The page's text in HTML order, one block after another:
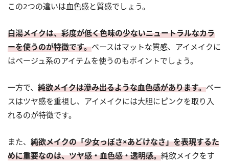
この2つの違いは血色感と質感でしょう。
白湯メイクは、彩度が低く色味の少ないニュートラルなカラ
ーを使うのが特徴です。ベースはマットな質感、アイメイクに
はベージュ系のアイテムを使うのもポイントでしょう。
一方で、 純欲メイクは滲み出るような血色感があります。ベー
スはツヤ感を重視し、アイメイクには大胆にピンクを取り入
れるのが特徴です。
また、 純欲メイクの「少女っぽさ×あどけなさ」を表現するた
めに重要なのは、ツヤ感・血色感・透明感。純欲メイクをす